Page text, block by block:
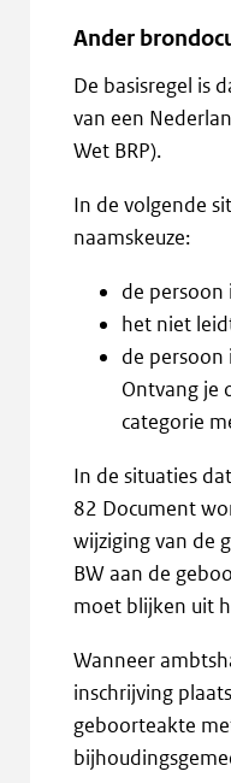
Ander
De basisregel is
van een
Wet BRP).
In de volgende
naamskeuze:
de persoon
het niet
de persoon
Ontvang je
categorie
In de situaties
82 Document
wijziging van de
BW aan de
moet blijken uit
Wanneer
inschrijving
geboorteakte